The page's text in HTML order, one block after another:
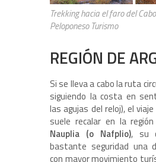
Trekking hacia el faro del
Peloponeso Turismo
REGIÓN DE
Si se lleva a cabo la ruta
siguiendo la costa en
las agujas del reloj), el
suele recalar en la
Nauplia (o Nafplio), su
bastante seguridad una
con mayor movimiento